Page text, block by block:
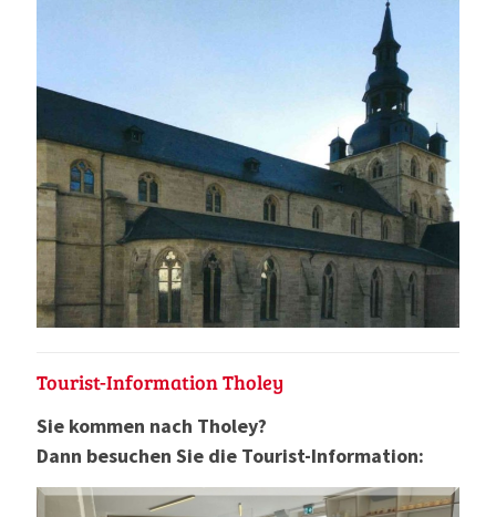
Tourist-Information Tholey
Sie kommen nach Tholey?
Dann besuchen Sie die Tourist-Information: